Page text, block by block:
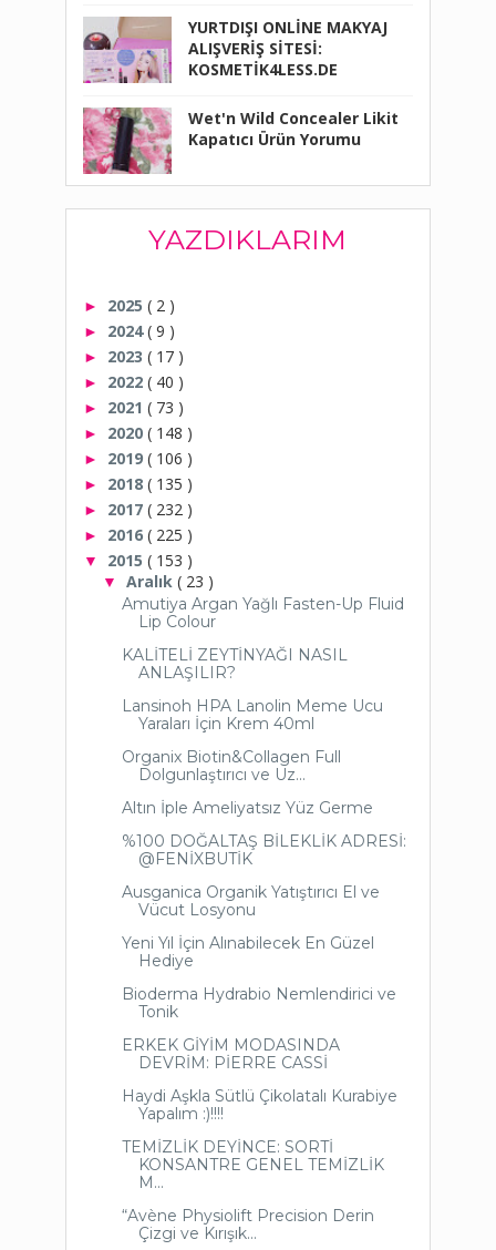
YURTDIŞI ONLİNE MAKYAJ
ALIŞVERİŞ SİTESİ:
KOSMETİK4LESS.DE
Wet'n Wild Concealer Likit
Kapatıcı Ürün Yorumu
YAZDIKLARIM
► 2025 ( 2 )
► 2024( 9 )
► 2023 ( 17 )
► 2022 ( 40 )
► 2021 ( 73 )
► 2020 ( 148 )
► 2019 ( 106 )
► 2018 ( 135 )
► 2017 ( 232 )
► 2016 ( 225 )
▼ 2015 ( 153 )
▼ Aralık ( 23 )
Amutiya Argan Yağlı Fasten-Up Fluid
Lip Colour
KALİTELİ ZEYTİNYAĞI NASIL
ANLAŞILIR?
Lansinoh HPA Lanolin Meme Ucu
Yaraları İçin Krem 40ml
Organix Biotin&Collagen Full
Dolgunlaştırıcı ve Uz...
Altın İple Ameliyatsız Yüz Germe
%100 DOĞALTAŞ BİLEKLİK ADRESİ:
@FENİXBUTİK
Ausganica Organik Yatıştırıcı El ve
Vücut Losyonu
Yeni Yıl İçin Alınabilecek En Güzel
Hediye
Bioderma Hydrabio Nemlendirici ve
Tonik
ERKEK GİYİM MODASINDA
DEVRİM: PİERRE CASSİ
Haydi Aşkla Sütlü Çikolatalı Kurabiye
Yapalım :)!!!!
TEMİZLİK DEYİNCE: SORTİ
KONSANTRE GENEL TEMİZLİK
M...
“Avène Physiolift Precision Derin
Çizgi ve Kırışık...